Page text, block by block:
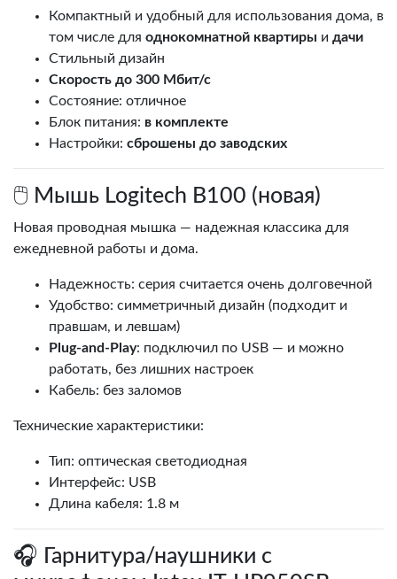
Компактный и удобный для использования дома, в
том числе для однокомнатной квартиры и дачи
Стильный дизайн
Скорость до 300 Мбит/с
Состояние: отличное
Блок питания: в комплекте
Настройки: сброшены до заводских
🖱️ Мышь Logitech B100 (новая)
Новая проводная мышка — надежная классика для
ежедневной работы и дома.
Надежность: серия считается очень долговечной
Удобство: симметричный дизайн (подходит и
правшам, и левшам)
Plug‑and‑Play: подключил по USB — и можно
работать, без лишних настроек
Кабель: без заломов
Технические характеристики:
Тип: оптическая светодиодная
Интерфейс: USB
Длина кабеля: 1.8 м
🎧 Гарнитура/наушники с